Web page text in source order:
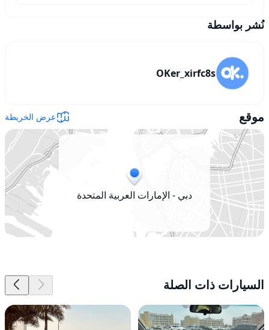
نُشر بواسطة
OKer_xirfc8s
موقع عرض الخريطة
دبي - الإمارات العربية المتحدة
السيارات ذات الصلة